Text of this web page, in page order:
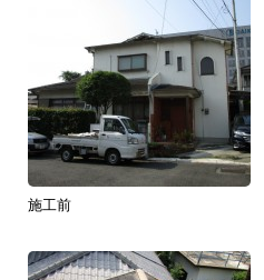
施工前